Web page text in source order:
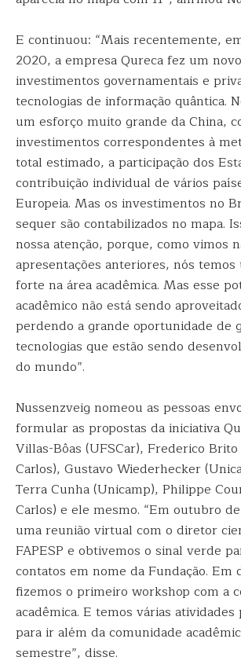
E continuou: “Mais recentemente,
2020, a empresa Qureca fez um
investimentos governamentais e
tecnologias de informação quântica.
um esforço muito grande da China,
investimentos correspondentes à
total estimado, a participação dos
contribuição individual de vários
Europeia. Mas os investimentos no
sequer são contabilizados no mapa.
nossa atenção, porque, como vimos
apresentações anteriores, nós temos
forte na área acadêmica. Mas esse
acadêmico não está sendo
perdendo a grande oportunidade de
tecnologias que estão sendo
do mundo”.
Nussenzveig nomeou as pessoas
formular as propostas da iniciativa
Villas-Bôas (UFSCar), Frederico Brito
Carlos), Gustavo Wiederhecker
Terra Cunha (Unicamp), Philippe
Carlos) e ele mesmo. “Em outubro
uma reunião virtual com o diretor
FAPESP e obtivemos o sinal verde
contatos em nome da Fundação. Em
fizemos o primeiro workshop com a
acadêmica. E temos várias atividades
para ir além da comunidade
semestre”, disse.